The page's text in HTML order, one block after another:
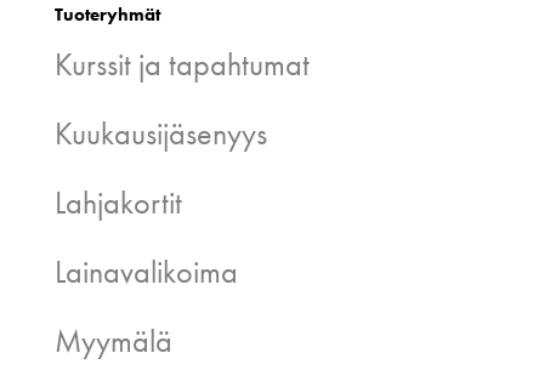
Tuoteryhmät
Kurssit ja tapahtumat
Kuukausijäsenyys
Lahjakortit
Lainavalikoima
Myymälä